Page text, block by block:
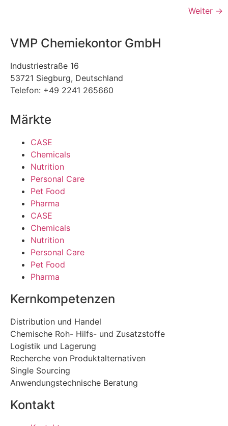
Weiter →
VMP Chemiekontor GmbH
Industriestraße 16
53721 Siegburg, Deutschland
Telefon: +49 2241 265660
Märkte
CASE
Chemicals
Nutrition
Personal Care
Pet Food
Pharma
CASE
Chemicals
Nutrition
Personal Care
Pet Food
Pharma
Kernkompetenzen
Distribution und Handel
Chemische Roh- Hilfs- und Zusatzstoffe
Logistik und Lagerung
Recherche von Produktalternativen
Single Sourcing
Anwendungstechnische Beratung
Kontakt